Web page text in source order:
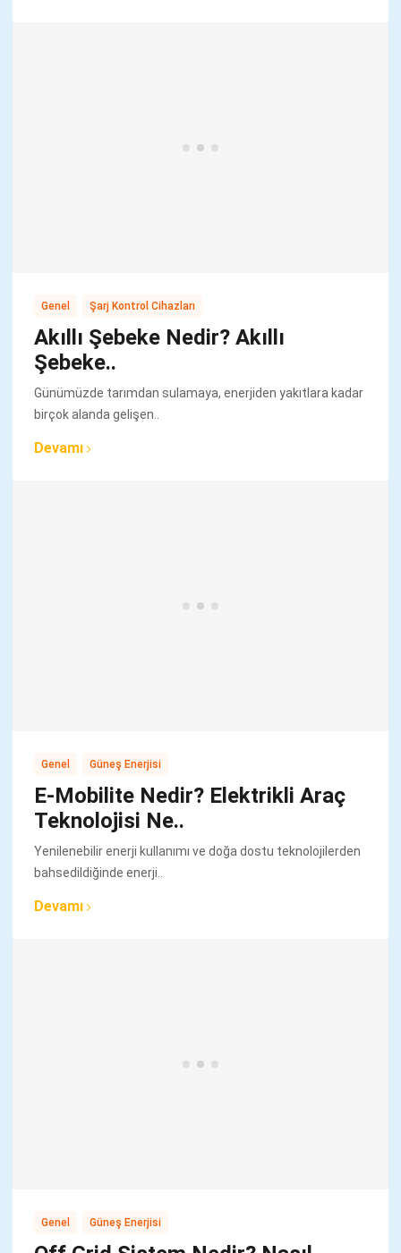
Genel Şarj Kontrol Cihazları
Akıllı Şebeke Nedir? Akıllı
Şebeke..
Günümüzde tarımdan sulamaya, enerjiden yakıtlara kadar
birçok alanda gelişen..
Devamı
Genel Güneş Enerjisi
E-Mobilite Nedir? Elektrikli Araç
Teknolojisi Ne..
Yenilenebilir enerji kullanımı ve doğa dostu teknolojilerden
bahsedildiğinde enerji..
Devamı
Genel Güneş Enerjisi